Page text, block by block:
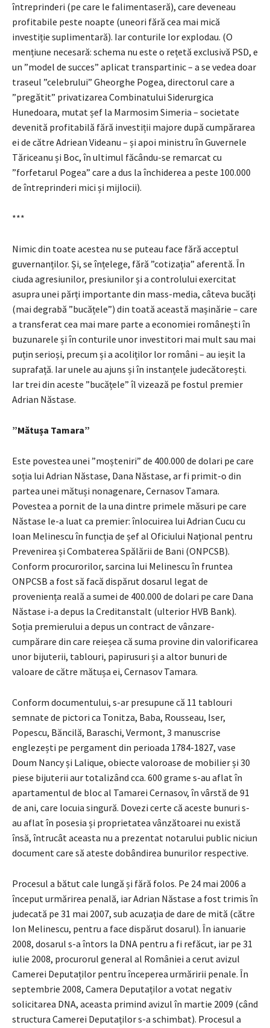
întreprinderi (pe care le falimentaseră), care deveneau
profitabile peste noapte (uneori fără cea mai mică
investiție suplimentară). Iar conturile lor explodau. (O
mențiune necesară: schema nu este o rețetă exclusivă PSD, e
un ”model de succes” aplicat transpartinic – a se vedea doar
traseul ”celebrului” Gheorghe Pogea, directorul care a
”pregătit” privatizarea Combinatului Siderurgica
Hunedoara, mutat șef la Marmosim Simeria – societate
devenită profitabilă fără investiții majore după cumpărarea
ei de către Adriean Videanu – și apoi ministru în Guvernele
Tăriceanu și Boc, în ultimul făcându-se remarcat cu
”forfetarul Pogea” care a dus la închiderea a peste 100.000
de întreprinderi mici și mijlocii).
***
Nimic din toate acestea nu se puteau face fără acceptul
guvernanților. Și, se înțelege, fără ”cotizația” aferentă. În
ciuda agresiunilor, presiunilor și a controlului exercitat
asupra unei părți importante din mass-media, câteva bucăți
(mai degrabă ”bucățele”) din toată această mașinărie – care
a transferat cea mai mare parte a economiei românești în
buzunarele și în conturile unor investitori mai mult sau mai
puțin serioși, precum și a acoliților lor români – au ieșit la
suprafață. Iar unele au ajuns și în instanțele judecătorești.
Iar trei din aceste ”bucățele” îl vizează pe fostul premier
Adrian Năstase.
”Mătușa Tamara”
Este povestea unei ”moșteniri” de 400.000 de dolari pe care
soția lui Adrian Năstase, Dana Năstase, ar fi primit-o din
partea unei mătuși nonagenare, Cernasov Tamara.
Povestea a pornit de la una dintre primele măsuri pe care
Năstase le-a luat ca premier: înlocuirea lui Adrian Cucu cu
Ioan Melinescu în funcția de șef al Oficiului Național pentru
Prevenirea și Combaterea Spălării de Bani (ONPCSB).
Conform procurorilor, sarcina lui Melinescu în fruntea
ONPCSB a fost să facă dispărut dosarul legat de
proveniența reală a sumei de 400.000 de dolari pe care Dana
Năstase i-a depus la Creditanstalt (ulterior HVB Bank).
Soția premierului a depus un contract de vânzare-
cumpărare din care reieșea că suma provine din valorificarea
unor bijuterii, tablouri, papirusuri și a altor bunuri de
valoare de către mătușa ei, Cernasov Tamara.
Conform documentului, s-ar presupune că 11 tablouri
semnate de pictori ca Tonitza, Baba, Rousseau, Iser,
Popescu, Băncilă, Baraschi, Vermont, 3 manuscrise
englezești pe pergament din perioada 1784-1827, vase
Doum Nancy și Lalique, obiecte valoroase de mobilier și 30
piese bijuterii aur totalizând cca. 600 grame s-au aflat în
apartamentul de bloc al Tamarei Cernasov, în vârstă de 91
de ani, care locuia singură. Dovezi certe că aceste bunuri s-
au aflat în posesia și proprietatea vânzătoarei nu există
însă, întrucât aceasta nu a prezentat notarului public niciun
document care să ateste dobândirea bunurilor respective.
Procesul a bătut cale lungă și fără folos. Pe 24 mai 2006 a
început urmărirea penală, iar Adrian Năstase a fost trimis în
judecată pe 31 mai 2007, sub acuzația de dare de mită (către
Ion Melinescu, pentru a face dispărut dosarul). În ianuarie
2008, dosarul s-a întors la DNA pentru a fi refăcut, iar pe 31
iulie 2008, procurorul general al României a cerut avizul
Camerei Deputaților pentru începerea urmăririi penale. În
septembrie 2008, Camera Deputaților a votat negativ
solicitarea DNA, aceasta primind avizul în martie 2009 (când
structura Camerei Deputaților s-a schimbat). Procesul a